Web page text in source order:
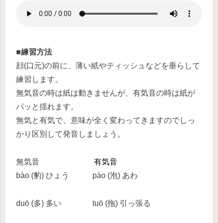
■練習方法
顔(口元)の前に、薄い紙やティッシュなどを垂らして
練習します。
無気音の時は紙は動きませんが、有気音の時は紙が
パッと揺れます。
無気と有気で、意味が全く変わってきますのでしっ
かり区別して発音しましょう。
無気音 有気音
bào (豹) ひょう pào (泡) あわ
duō (多) 多い tuō (拖) 引っ張る